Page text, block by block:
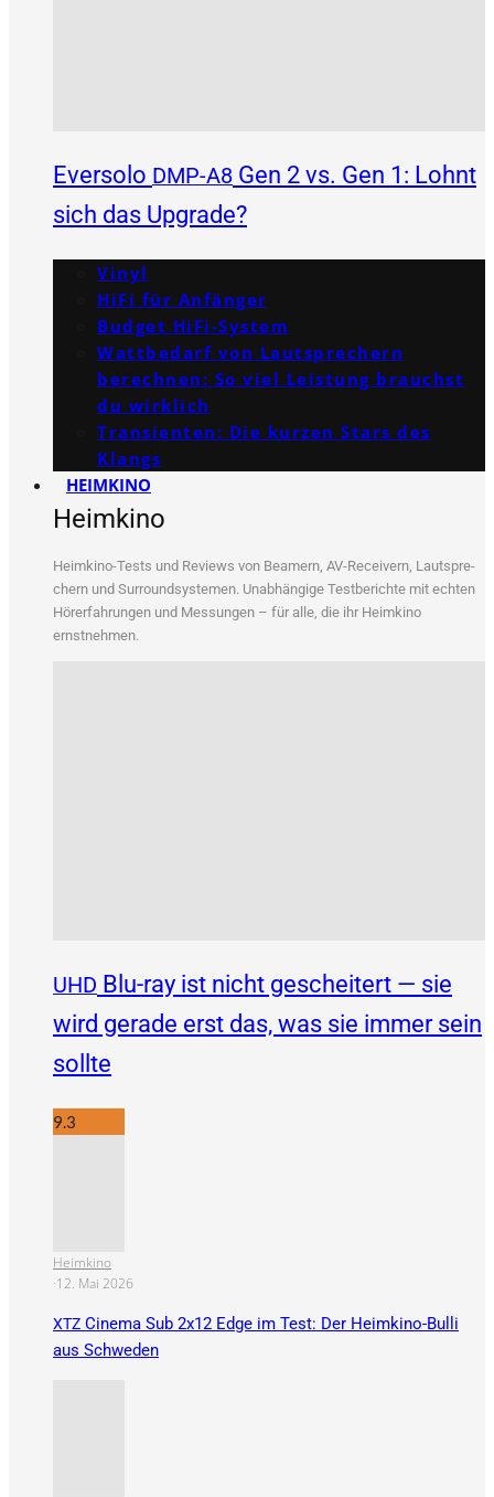
Eversolo DMP-A8 Gen 2 vs. Gen 1: Lohnt
sich das Upgrade?
Vinyl
HiFi für Anfänger
Budget HiFi-System
Wattbedarf von Lautsprechern
berechnen: So viel Leistung brauchst
du wirklich
Transienten: Die kurzen Stars des
Klangs
HEIMKINO
Heimkino
Heim­ki­no-Tests und Reviews von Bea­mern, AV-Recei­vern, Laut­spre­
chern und Sur­round­sys­te­men. Unab­hän­gi­ge Test­be­rich­te mit ech­ten
Hör­erfah­run­gen und Mes­sun­gen – für alle, die ihr Heim­ki­no
ernstnehmen.
UHD Blu-ray ist nicht gescheitert — sie
wird gerade erst das, was sie immer sein
sollte
9.3
Heimkino
·12. Mai 2026
XTZ Cinema Sub 2x12 Edge im Test: Der Heimkino-Bulli
aus Schweden